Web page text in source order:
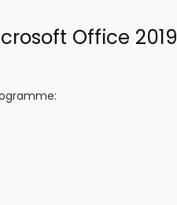
Office 2019